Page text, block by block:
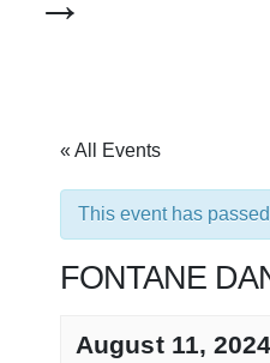
« All Events
This event has
FONTANE
August 11, 2024